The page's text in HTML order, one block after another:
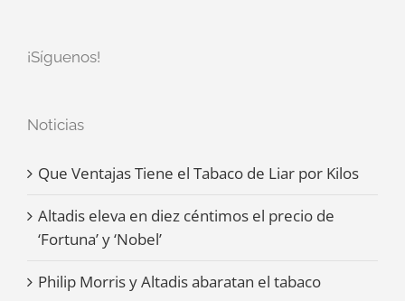
¡Síguenos!
Noticias
Que Ventajas Tiene el Tabaco de Liar por Kilos
Altadis eleva en diez céntimos el precio de
‘Fortuna’ y ‘Nobel’
Philip Morris y Altadis abaratan el tabaco